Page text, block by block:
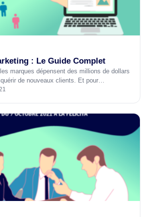
: Le Guide Complet
marques dépensent des millions de dollars
de nouveaux clients. Et pour…